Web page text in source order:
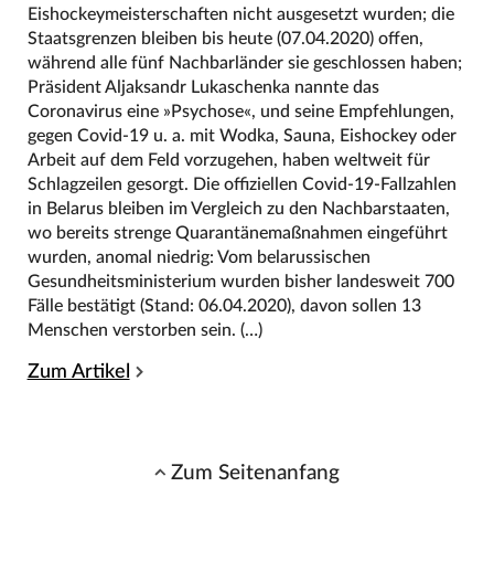
Eishockeymeisterschaften nicht ausgesetzt wurden; die
Staatsgrenzen bleiben bis heute (07.04.2020) offen,
während alle fünf Nachbarländer sie geschlossen haben;
Präsident Aljaksandr Lukaschenka nannte das
Coronavirus eine »Psychose«, und seine Empfehlungen,
gegen Covid-19 u. a. mit Wodka, Sauna, Eishockey oder
Arbeit auf dem Feld vorzugehen, haben weltweit für
Schlagzeilen gesorgt. Die offiziellen Covid-19-Fallzahlen
in Belarus bleiben im Vergleich zu den Nachbarstaaten,
wo bereits strenge Quarantänemaßnahmen eingeführt
wurden, anomal niedrig: Vom belarussischen
Gesundheitsministerium wurden bisher landesweit 700
Fälle bestätigt (Stand: 06.04.2020), davon sollen 13
Menschen verstorben sein. (…)
Zum Artikel
Zum Seitenanfang